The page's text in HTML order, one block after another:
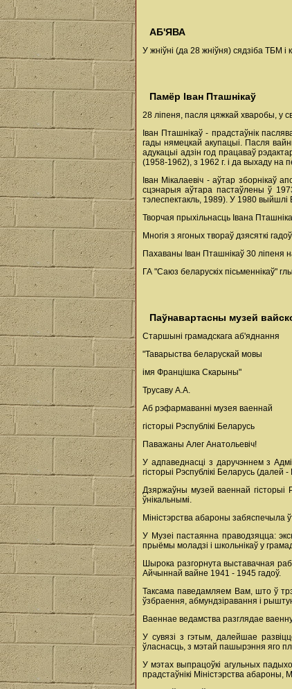
АБ'ЯВА
У жніўні (да 28 жніўня) сядзіба ТБМ
Памёр Іван Пташнікаў
28 ліпеня, пасля цяжкай хваробы, у
Іван Пташнікаў - прадстаўнік
гады нямецкай акупацыі. Пасля
адукацыі адзін год працаваў
(1958-1962), з 1962 г. і да выхаду на
Іван Мікалаевіч - аўтар
сцэнарыя аўтара пастаўлены ў
тэлеспектакль, 1989). У 1980
Творчая прыхільнасць Івана
Многія з ягоных твораў дзясяткі
Пахаваны Іван Пташнікаў 30 ліпеня
ГА "Саюз беларускіх пісьменнікаў"
Паўнавартасны музей
Старшыні грамадскага аб'яднання
"Таварыства беларускай мовы
імя Францішка Скарыны"
Трусаву А.А.
Аб рэфармаванні музея ваеннай
гісторыі Рэспублікі Беларусь
Паважаны Алег Анатольевіч!
У адпаведнасці з даручэннем з
гісторыі Рэспублікі Беларусь
Дзяржаўны музей ваеннай гісторыі
ўнікальнымі.
Міністэрства абароны
У Музеі пастаянна праводзяцца:
прыёмы моладзі і школьнікаў у
Шырока разгорнута выставачная
Айчыннай вайне 1941 - 1945 гадоў.
Таксама паведамляем Вам, што ў
ўзбраення, абмундзіравання і
Ваеннае ведамства разглядае
У сувязі з гэтым, далейшае
ўласнасць, з мэтай пашырэння яго
У мэтах выпрацоўкі агульных
прадстаўнікі Міністэрства абароны,